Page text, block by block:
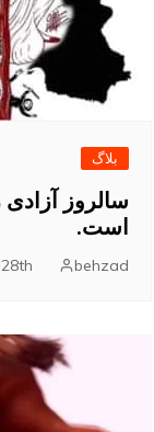
بلاگ
است.
behzad 28th دسامبر 2022